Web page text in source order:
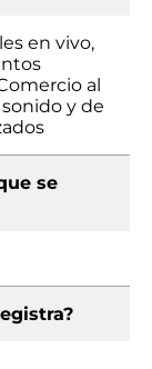
en vivo,
al
y de
se